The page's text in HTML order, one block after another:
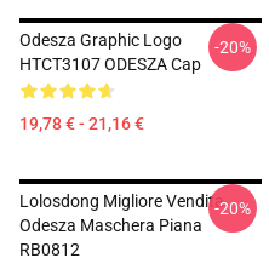
Odesza Graphic Logo
HTCT3107 ODESZA Cap
19,78 € - 21,16 €
-20%
Lolosdong Migliore Vendita
Odesza Maschera Piana
RB0812
-20%